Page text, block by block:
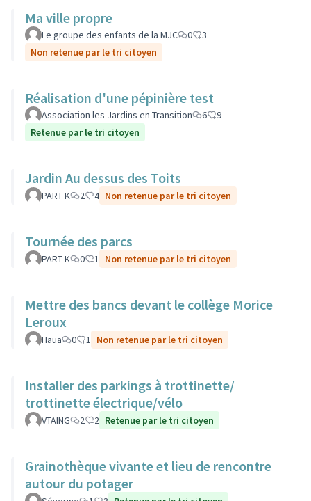
Ma ville propre
Le groupe des enfants de la MJC 0
3
Non retenue par le tri citoyen
Réalisation d'une pépinière test
Association les Jardins en Transition 6
9
Retenue par le tri citoyen
Jardin Au dessus des Toits
PART K 2 4 Non retenue par le tri citoyen
Tournée des parcs
PART K 0 1 Non retenue par le tri citoyen
Mettre des bancs devant le collège Morice
Leroux
Haua 0 1 Non retenue par le tri citoyen
Installer des parkings à trottinette/
trottinette électrique/vélo
VTAING 2 2 Retenue par le tri citoyen
Grainothèque vivante et lieu de rencontre
autour du potager